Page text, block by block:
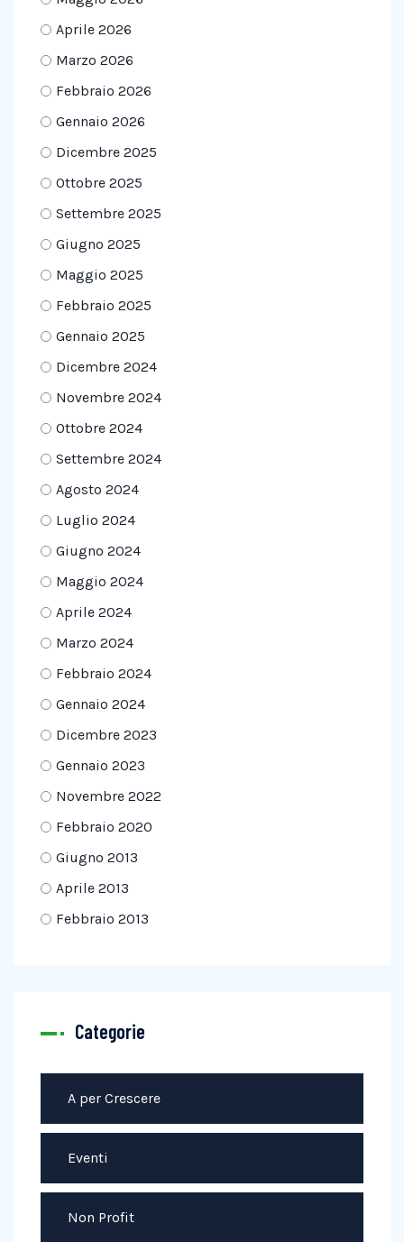
Aprile 2026
Marzo 2026
Febbraio 2026
Gennaio 2026
Dicembre 2025
Ottobre 2025
Settembre 2025
Giugno 2025
Maggio 2025
Febbraio 2025
Gennaio 2025
Dicembre 2024
Novembre 2024
Ottobre 2024
Settembre 2024
Agosto 2024
Luglio 2024
Giugno 2024
Maggio 2024
Aprile 2024
Marzo 2024
Febbraio 2024
Gennaio 2024
Dicembre 2023
Gennaio 2023
Novembre 2022
Febbraio 2020
Giugno 2013
Aprile 2013
Febbraio 2013
Categorie
A per Crescere
Eventi
Non Profit